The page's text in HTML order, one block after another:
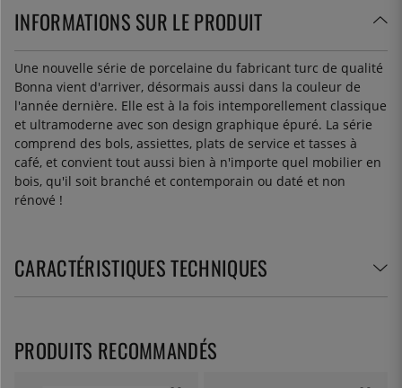
INFORMATIONS SUR LE PRODUIT
Une nouvelle série de porcelaine du fabricant turc de qualité
Bonna vient d'arriver, désormais aussi dans la couleur de
l'année dernière. Elle est à la fois intemporellement classique
et ultramoderne avec son design graphique épuré. La série
comprend des bols, assiettes, plats de service et tasses à
café, et convient tout aussi bien à n'importe quel mobilier en
bois, qu'il soit branché et contemporain ou daté et non
rénové !
CARACTÉRISTIQUES TECHNIQUES
PRODUITS RECOMMANDÉS